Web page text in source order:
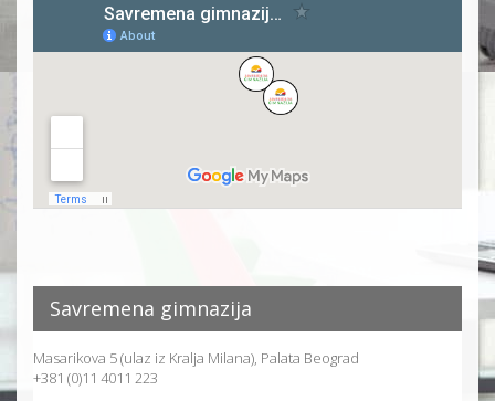
Savremena gimnazija
Masarikova 5 (ulaz iz Kralja Milana), Palata Beograd
+381 (0)11 4011 223